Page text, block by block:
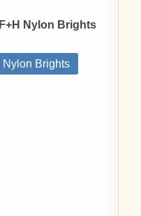
Nylon Brights
Brights